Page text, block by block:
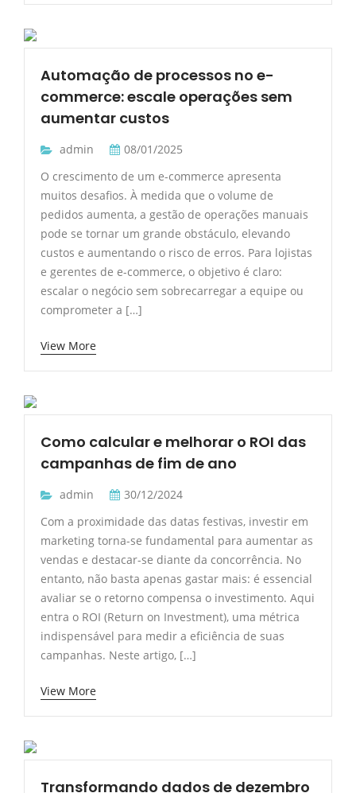
Automação de processos no e-
commerce: escale operações sem
aumentar custos
admin
08/01/2025
O crescimento de um e-commerce apresenta
muitos desafios. À medida que o volume de
pedidos aumenta, a gestão de operações manuais
pode se tornar um grande obstáculo, elevando
custos e aumentando o risco de erros. Para lojistas
e gerentes de e-commerce, o objetivo é claro:
escalar o negócio sem sobrecarregar a equipe ou
comprometer a […]
View More
Como calcular e melhorar o ROI das
campanhas de fim de ano
admin
30/12/2024
Com a proximidade das datas festivas, investir em
marketing torna-se fundamental para aumentar as
vendas e destacar-se diante da concorrência. No
entanto, não basta apenas gastar mais: é essencial
avaliar se o retorno compensa o investimento. Aqui
entra o ROI (Return on Investment), uma métrica
indispensável para medir a eficiência de suas
campanhas. Neste artigo, […]
View More
Transformando dados de dezembro